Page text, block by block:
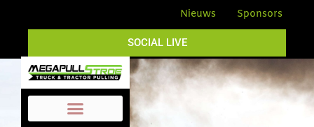
Nieuws Sponsors
SOCIAL LIVE